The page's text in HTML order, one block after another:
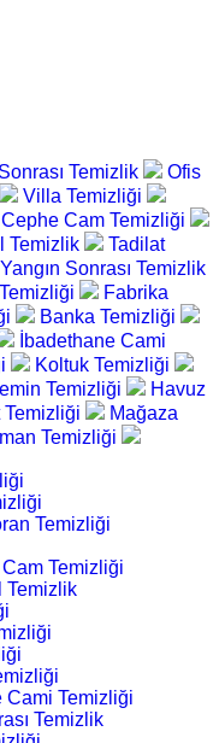
Temizlik
Ofis
Villa Temizliği
Cephe Cam Temizliği
Temizlik
Tadilat
Yangın Sonrası Temizlik
Fabrika
Banka Temizliği
İbadethane Cami
Koltuk Temizliği
Temizliği
Havuz
Temizliği
Mağaza
Temizliği
Temizliği
Cam Temizliği
Temizlik
Cami Temizliği
Temizlik